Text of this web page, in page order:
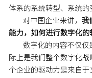
体系的系统转型、系统的
对中国企业来讲， 我
能力，如何进行数字化的
数字化的内容不仅仅
际上是我们整个数字化
个企业的驱动力是来自